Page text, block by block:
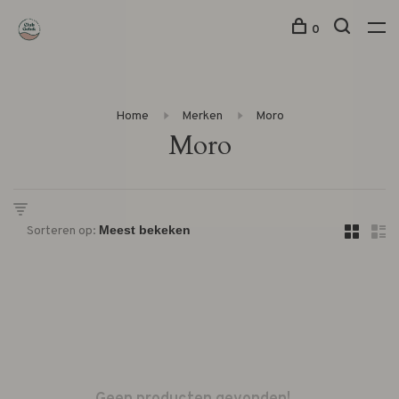
0
Home Merken Moro
Moro
Sorteren op: